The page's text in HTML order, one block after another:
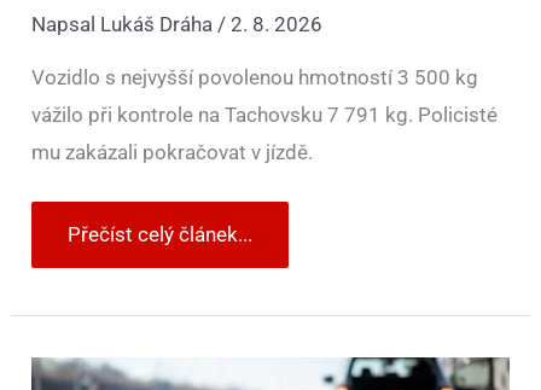
Napsal Lukáš Dráha /2. 8. 2026
Vozidlo s nejvyšší povolenou hmotností 3 500 kg
vážilo při kontrole na Tachovsku 7 791 kg. Policisté
mu zakázali pokračovat v jízdě.
Přečíst celý článek...
Palivo